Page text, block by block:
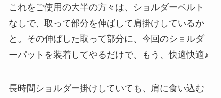
これをご使用の大半の方々は、ショルダーベルト
なしで、取って部分を伸ばして肩掛けしているか
と。その伸ばした取って部分に、今回のショルダ
ーパットを装着してやるだけで、もう、快適快適♪
長時間ショルダー掛けしていても、肩に食い込む